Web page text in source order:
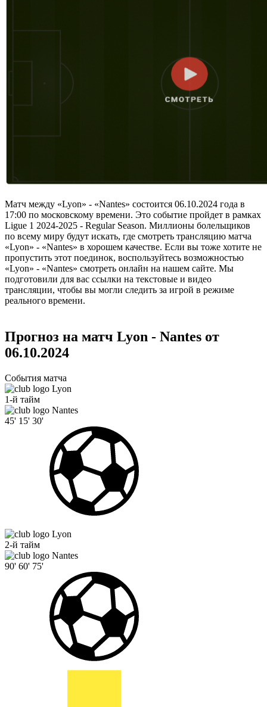
Матч между «Lyon» - «Nantes» состоится 06.10.2024 года в
17:00 по московскому времени. Это событие пройдет в рамках
Ligue 1 2024-2025 - Regular Season. Миллионы болельщиков
по всему миру будут искать, где смотреть трансляцию матча
«Lyon» - «Nantes» в хорошем качестве. Если вы тоже хотите не
пропустить этот поединок, воспользуйтесь возможностью
«Lyon» - «Nantes» смотреть онлайн на нашем сайте. Мы
подготовили для вас ссылки на текстовые и видео
трансляции, чтобы вы могли следить за игрой в режиме
реального времени.
Прогноз на матч Lyon - Nantes от
06.10.2024
События матча
Lyon
1-й тайм
Nantes
45' 15' 30'
Lyon
2-й тайм
Nantes
90' 60' 75'